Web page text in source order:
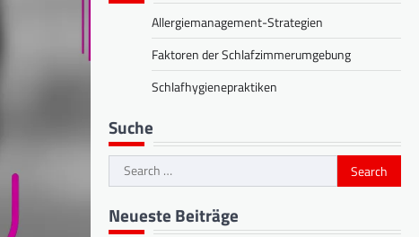
Allergiemanagement-Strategien
Faktoren der Schlafzimmerumgebung
Schlafhygienepraktiken
Suche
Search
for:
Neueste Beiträge